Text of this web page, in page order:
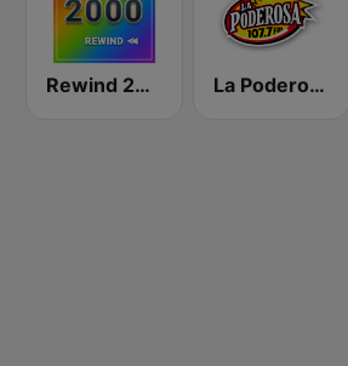
Rewind 2000's La Poderosa Aguascalientes